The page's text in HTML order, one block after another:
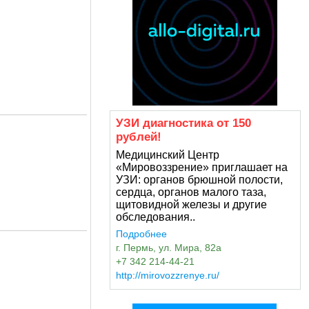
УЗИ диагностика от 150
рублей!
Медицинский Центр
«Мировоззрение» приглашает на
УЗИ: органов брюшной полости,
сердца, органов малого таза,
щитовидной железы и другие
обследования..
Подробнее
г. Пермь, ул. Мира, 82а
+7 342 214-44-21
http://mirovozzrenye.ru/